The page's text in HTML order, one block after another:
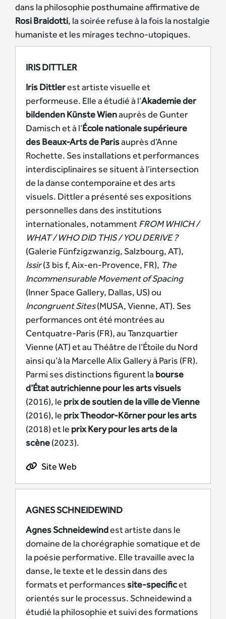
dans la philosophie posthumaine affirmative de
Rosi Braidotti, la soirée refuse à la fois la nostalgie
humaniste et les mirages techno-utopiques.
IRIS DITTLER
Iris Dittlerest artiste visuelle et
performeuse. Elle a étudié à l’Akademie der
bildenden Künste Wienauprès de Gunter
Damisch et à l’École nationale supérieure
des Beaux-Arts de Parisauprès d’Anne
Rochette. Ses installations et performances
interdisciplinaires se situent à l’intersection
de la danse contemporaine et des arts
visuels. Dittler a présenté ses expositions
personnelles dans des institutions
internationales, notammentFROM WHICH /
WHAT / WHO DID THIS / YOU DERIVE ?
(Galerie Fünfzigzwanzig, Salzbourg, AT),
Issir(3 bis f, Aix-en-Provence, FR), The
Incommensurable Movement of Spacing
(Inner Space Gallery, Dallas, US) ou
Incongruent Sites(MUSA, Vienne, AT). Ses
performances ont été montrées au
Centquatre-Paris (FR), au Tanzquartier
Vienne (AT) et au Théâtre de l’Étoile du Nord
ainsi qu’à la Marcelle Alix Gallery à Paris (FR).
Parmi ses distinctions figurent la bourse
d’État autrichienne pour les arts visuels
(2016), le prix de soutien de la ville de Vienne
(2016), le prix Theodor-Körner pour les arts
(2018) et le prix Kery pour les arts de la
scène(2023).
Site Web
AGNES SCHNEIDEWIND
Agnes Schneidewindest artiste dans le
domaine de la chorégraphie somatique et de
la poésie performative. Elle travaille avec la
danse, le texte et le dessin dans des
formats et performancessite-specificet
orientés sur le processus. Schneidewind a
étudié la philosophie et suivi des formations